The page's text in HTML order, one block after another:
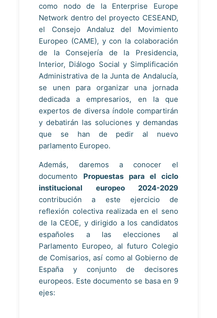
como nodo de la Enterprise Europe
Network dentro del proyecto CESEAND,
el Consejo Andaluz del Movimiento
Europeo (CAME), y con la colaboración
de la Consejería de la Presidencia,
Interior, Diálogo Social y Simplificación
Administrativa de la Junta de Andalucía,
se unen para organizar una jornada
dedicada a empresarios, en la que
expertos de diversa índole compartirán
y debatirán las soluciones y demandas
que se han de pedir al nuevo
parlamento Europeo.
Además, daremos a conocer el
documento Propuestas para el ciclo
institucional europeo 2024-2029
contribución a este ejercicio de
reflexión colectiva realizada en el seno
de la CEOE, y dirigido a los candidatos
españoles a las elecciones al
Parlamento Europeo, al futuro Colegio
de Comisarios, así como al Gobierno de
España y conjunto de decisores
europeos. Este documento se basa en 9
ejes: